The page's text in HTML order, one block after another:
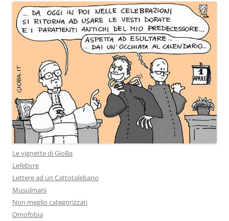
Le vignette di GioBa
Lefebvre
Lettere ad un Cattotalebano
Musulmani
Non meglio categorizzati
Omofobia